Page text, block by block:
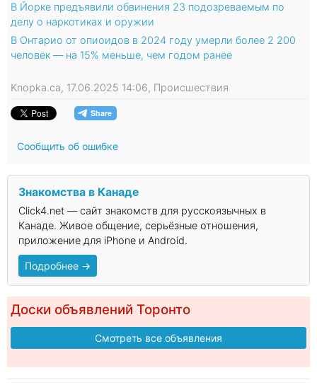
В Йорке предъявили обвинения 23 подозреваемым по
делу о наркотиках и оружии
В Онтарио от опиоидов в 2024 году умерли более 2 200
человек — на 15% меньше, чем годом ранее
Knopka.ca, 17.06.2025 14:06, Происшествия
Сообщить об ошибке
Знакомства в Канаде
Click4.net — сайт знакомств для русскоязычных в
Канаде. Живое общение, серьёзные отношения,
приложение для iPhone и Android.
Подробнее →
Доски объявлений Торонто
Смотреть все объявления